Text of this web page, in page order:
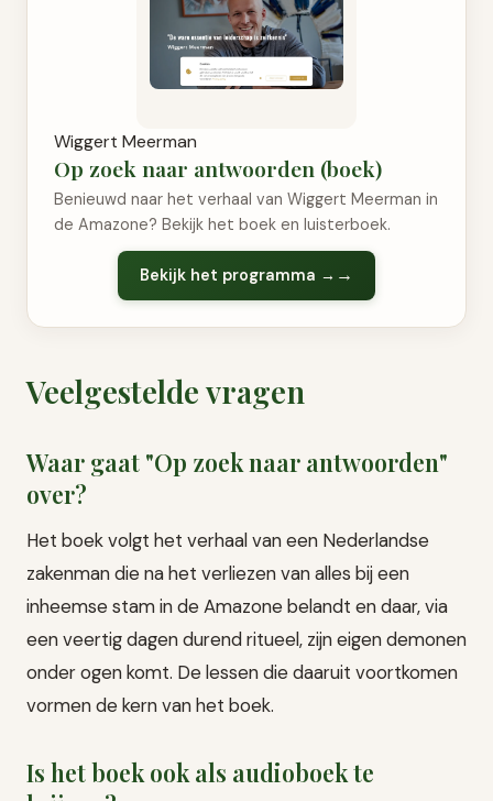
Wiggert Meerman
Op zoek naar antwoorden (boek)
Benieuwd naar het verhaal van Wiggert Meerman in
de Amazone? Bekijk het boek en luisterboek.
Bekijk het programma →
Veelgestelde vragen
Waar gaat "Op zoek naar antwoorden"
over?
Het boek volgt het verhaal van een Nederlandse
zakenman die na het verliezen van alles bij een
inheemse stam in de Amazone belandt en daar, via
een veertig dagen durend ritueel, zijn eigen demonen
onder ogen komt. De lessen die daaruit voortkomen
vormen de kern van het boek.
Is het boek ook als audioboek te